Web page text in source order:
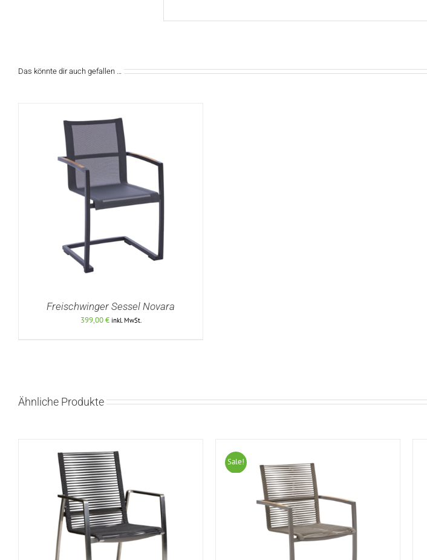
Das könnte dir auch gefallen …
Freischwinger Sessel Novara
399,00€ inkl. MwSt.
Ähnliche Produkte
Sale!